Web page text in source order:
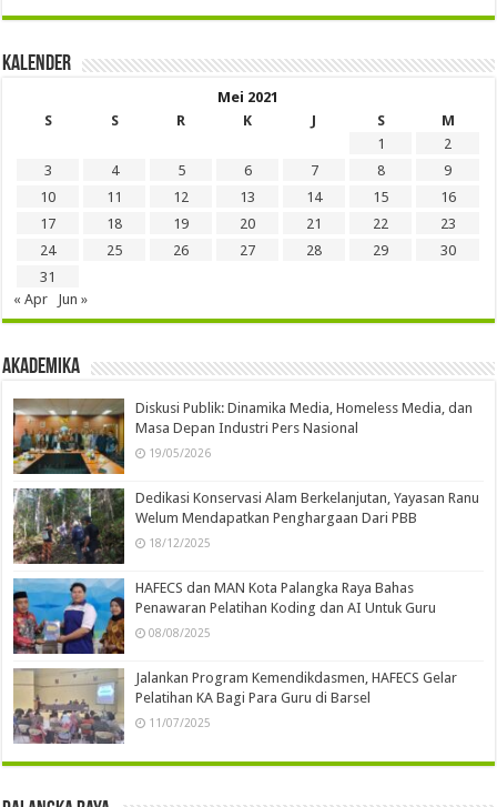
Kalender
Mei 2021
S
S R K J S
M
1
2
3
4 5 6 7 8
9
10
11 12 13 14 15
16
17
18 19 20 21 22
23
24
25 26 27 28 29
30
31
« Apr
Jun »
Akademika
Diskusi Publik: Dinamika Media, Homeless Media, dan
Masa Depan Industri Pers Nasional
19/05/2026
Dedikasi Konservasi Alam Berkelanjutan, Yayasan Ranu
Welum Mendapatkan Penghargaan Dari PBB
18/12/2025
HAFECS dan MAN Kota Palangka Raya Bahas
Penawaran Pelatihan Koding dan AI Untuk Guru
08/08/2025
Jalankan Program Kemendikdasmen, HAFECS Gelar
Pelatihan KA Bagi Para Guru di Barsel
11/07/2025